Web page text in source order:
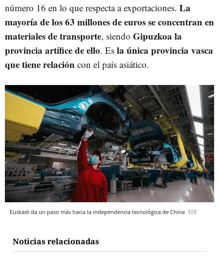
número 16 en lo que respecta a exportaciones. La
mayoría de los 63 millones de euros se concentran en
materiales de transporte, siendo Gipuzkoa la
provincia artífice de ello. Es la única provincia vasca
que tiene relación con el país asiático.
Euskadi da un paso más hacia la independencia tecnológica de China EFE
Noticias relacionadas